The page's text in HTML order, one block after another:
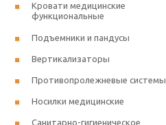
Кровати медицинские
функциональные
Подъемники и пандусы
Вертикализаторы
Противопролежневые системы
Носилки медицинские
Санитарно-гигиеническое